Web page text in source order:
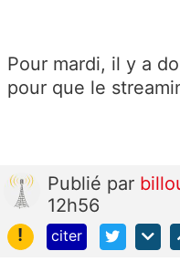
Pour mardi, il y a
pour que le
Publié par
12h56
!
citer